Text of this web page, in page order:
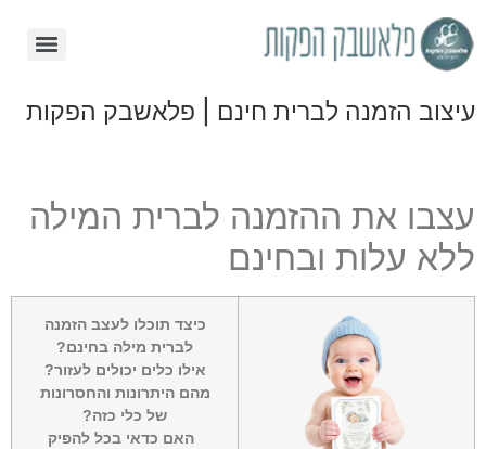
הזמנה לברית חינם | פלאשבק הפקות
את ההזמנה לברית המילה
עלות ובחינם
כיצד תוכלו לעצב הזמנה
לברית מילה בחינם?
אילו כלים יכולים לעזור?
מהם היתרונות והחסרונות
של כלי כזה?
האם כדאי בכל להפיק